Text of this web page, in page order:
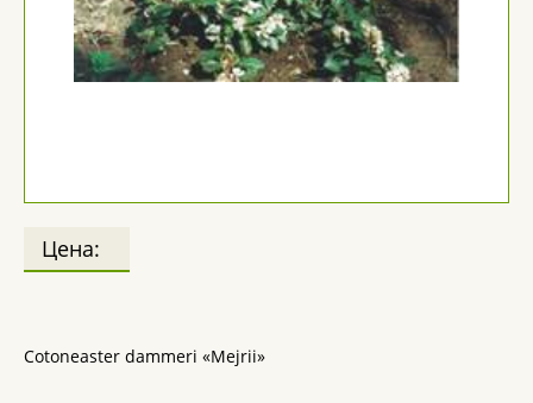
Цена:
Cotoneaster dammeri «Mejrii»